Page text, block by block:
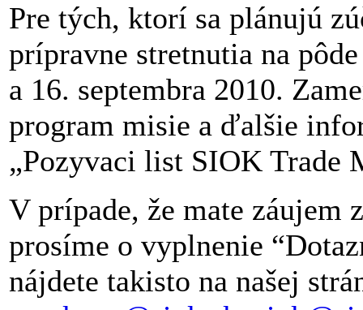
Pre tých, ktorí sa plánujú
prípravne stretnutia na
a 16. septembra 2010.
program misie a ďalšie
„Pozyvaci list SIOK Trade
V prípade, že mate záujem
prosíme o vyplnenie
nájdete takisto na našej